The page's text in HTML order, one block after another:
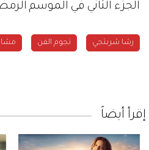
الجزء الثاني في الموسم
رشا شربتجي نجوم الفن
إقرأ أيضاً